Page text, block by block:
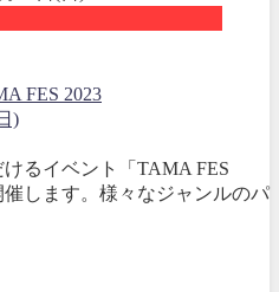
FES 2023
)
るイベント「TAMA FES
します。様々なジャンルのパ